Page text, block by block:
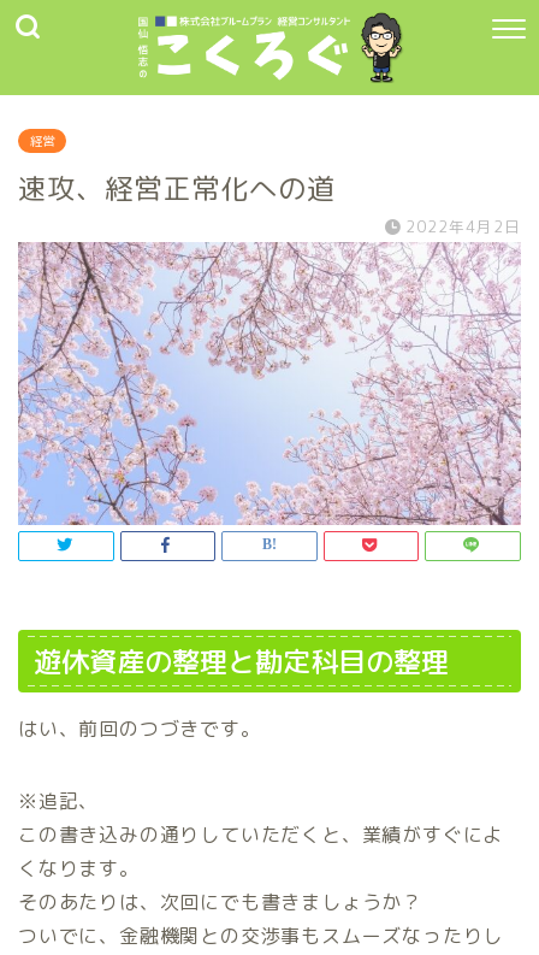
経営
速攻、経営正常化への道
2022年4月2日
遊休資産の整理と勘定科目の整理
はい、前回のつづきです。
※追記、
この書き込みの通りしていただくと、業績がすぐによ
くなります。
そのあたりは、次回にでも書きましょうか？
ついでに、金融機関との交渉事もスムーズなったりし